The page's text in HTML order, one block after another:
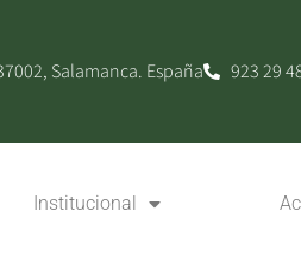
Salamanca. España 923 29
Institucional